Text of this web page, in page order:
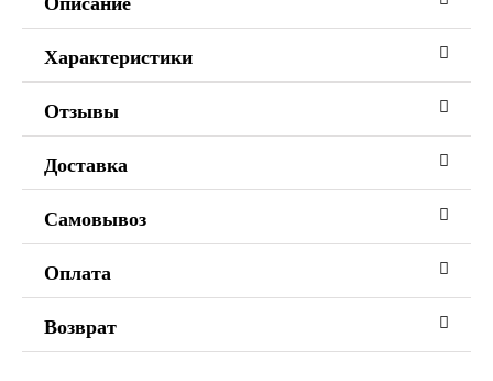
Характеристики
Отзывы
Доставка
Самовывоз
Оплата
Возврат